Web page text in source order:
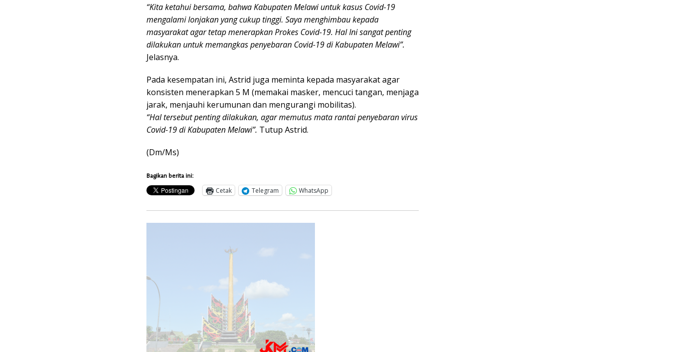
“Kita ketahui bersama, bahwa Kabupaten Melawi untuk kasus Covid-19
mengalami lonjakan yang cukup tinggi. Saya menghimbau kepada
masyarakat agar tetap menerapkan Prokes Covid-19. Hal Ini sangat penting
dilakukan untuk memangkas penyebaran Covid-19 di Kabupaten Melawi”.
Jelasnya.
Pada kesempatan ini, Astrid juga meminta kepada masyarakat agar
konsisten menerapkan 5 M (memakai masker, mencuci tangan, menjaga
jarak, menjauhi kerumunan dan mengurangi mobilitas).
“Hal tersebut penting dilakukan, agar memutus mata rantai penyebaran virus
Covid-19 di Kabupaten Melawi”. Tutup Astrid.
(Dm/Ms)
Bagikan berita ini:
Cetak Telegram WhatsApp